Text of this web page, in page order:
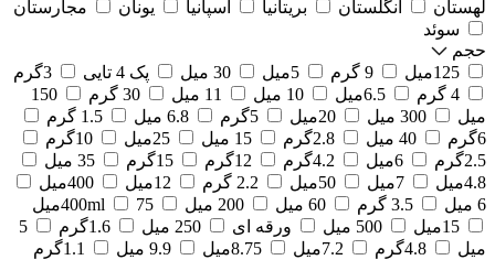
لهستان
انگلستان بریتانیا اسپانیا یونان
مجارستان
سوئد
حجم
125میل
9 گرم 5میل 30 میل پک 4 تایی
3گرم
4 گرم
6.5میل 10 میل 11 میل 30 گرم
150
میل
300 میل 20میل 5گرم 6.8 میل
1.5 گرم
6گرم
40 میل 2.8گرم 15 میل 25میل
10گرم
2.5گرم
6میل 4.2گرم 12گرم 15گرم
35 میل
4.8میل
7میل 50میل 2.2 گرم 12میل
400میل
6 میل
3.5 گرم 60 میل 200 میل 400ml
75میل
15میل
500 میل ورقه ای 250 میل 1.6گرم
5
میل
4.8گرم 7.2میل 8.75میل 9.9 میل
1.1گرم